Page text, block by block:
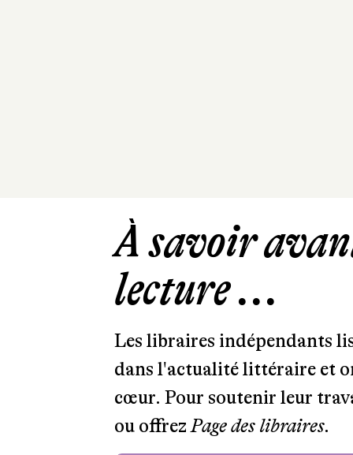
À savoir
lecture ...
Les libraires indépendants
dans l'actualité littéraire et
cœur. Pour soutenir leur
ou offrezPage des libraires.